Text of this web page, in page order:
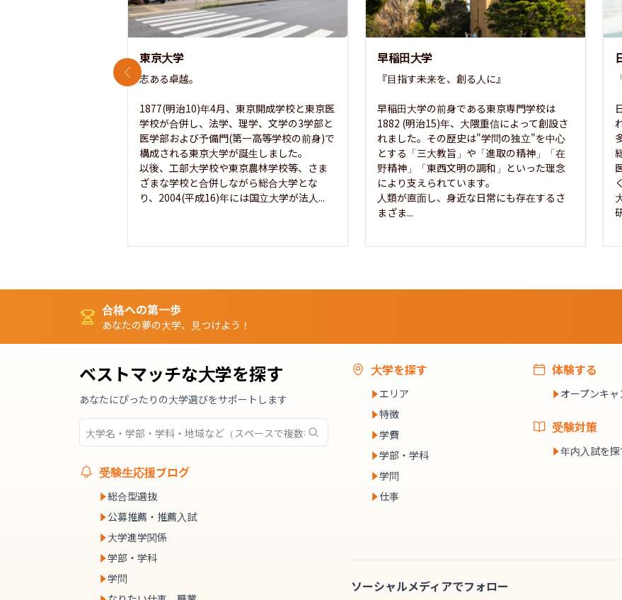
東京大学
志ある卓越。
1877(明治10)年4月、東京開成学校と東京医
学校が合併し、法学、理学、文学の3学部と
医学部および予備門(第一高等学校の前身)で
構成される東京大学が誕生しました。
以後、工部大学校や東京農林学校等、さま
ざまな学校と合併しながら総合大学とな
り、2004(平成16)年には国立大学が法人...
早稲田大学
『目指す未来を、創る人に』
早稲田大学の前身である東京専門学校は
1882 (明治15)年、大隈重信によって創設さ
れました。その歴史は"学問の独立"を中心
とする「三大教旨」や「進取の精神」「在
野精神」「東西文明の調和」といった理念
により支えられています。
人類が直面し、身近な日常にも存在するさ
まざま...
前のスライド
合格への第一歩
あなたの夢の大学、見つけよう！
ベストマッチな大学を探す
あなたにぴったりの大学選びをサポートします
受験生応援ブログ
総合型選抜
公募推薦・推薦入試
大学進学関係
学部・学科
学問
大学を探す
エリア
特徴
学費
学部・学科
学問
仕事
体験する
オープンキ
受験対策
年内入試を探
ソーシャルメディアでフォロー